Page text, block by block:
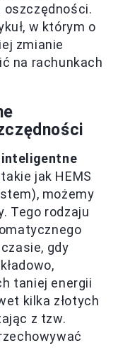
oszczędności.
w którym o
zmianie
na rachunkach
inteligentne
takie jak HEMS
możemy
Tego rodzaju
gdy
taniej energii
kilka złotych
z tzw.